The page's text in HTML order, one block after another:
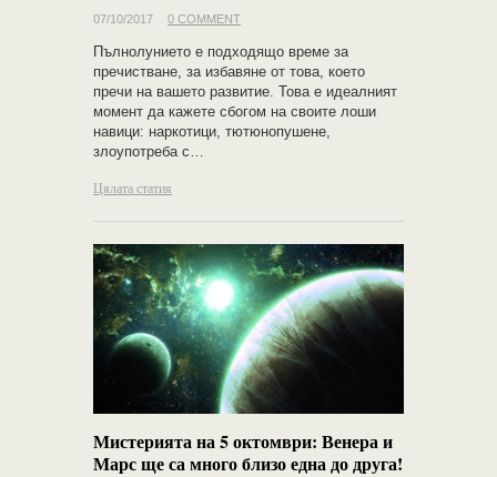
07/10/2017 0 COMMENT
Пълнолунието е подходящо време за
пречистване, за избавяне от това, което
пречи на вашето развитие. Това е идеалният
момент да кажете сбогом на своите лоши
навици: наркотици, тютюнопушене,
злоупотреба с…
Цялата статия
Мистерията на 5 октомври: Венера и
Марс ще са много близо една до друга!